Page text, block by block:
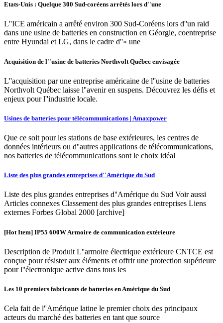
Etats-Unis : Quelque 300 Sud-coréens arrêtés lors d''une
L''ICE américain a arrêté environ 300 Sud-Coréens lors d''un raid
dans une usine de batteries en construction en Géorgie, coentreprise
entre Hyundai et LG, dans le cadre d''« une
Acquisition de l''usine de batteries Northvolt Québec envisagée
L''acquisition par une entreprise américaine de l''usine de batteries
Northvolt Québec laisse l''avenir en suspens. Découvrez les défis et
enjeux pour l''industrie locale.
Usines de batteries pour télécommunications | Amaxpower
Que ce soit pour les stations de base extérieures, les centres de
données intérieurs ou d''autres applications de télécommunications,
nos batteries de télécommunications sont le choix idéal
Liste des plus grandes entreprises d''Amérique du Sud
Liste des plus grandes entreprises d''Amérique du Sud Voir aussi
Articles connexes Classement des plus grandes entreprises Liens
externes Forbes Global 2000 [archive]
[Hot Item] IP55 600W Armoire de communication extérieure
Description de Produit L''armoire électrique extérieure CNTCE est
conçue pour résister aux éléments et offrir une protection supérieure
pour l''électronique active dans tous les
Les 10 premiers fabricants de batteries en Amérique du Sud
Cela fait de l''Amérique latine le premier choix des principaux
acteurs du marché des batteries en tant que source